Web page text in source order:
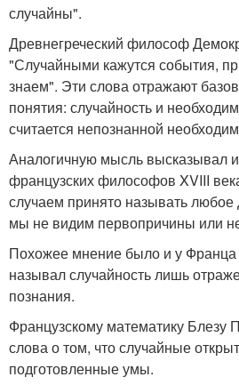
случайны".
Древнегреческий философ
"Случайными кажутся события,
знаем". Эти слова отражают
понятия: случайность и
считается непознанной
Аналогичную мысль высказывал
французских философов XVIII
случаем принято называть любое
мы не видим первопричины или
Похожее мнение было и у
называл случайность лишь
познания.
Французскому математику Блезу
слова о том, что случайные
подготовленные умы.